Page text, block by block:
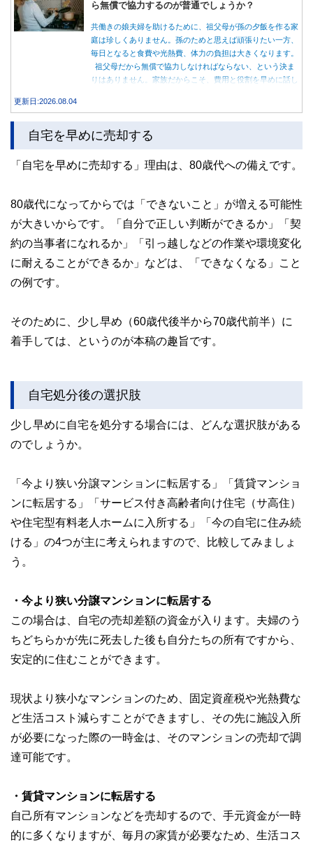
ら無償で協力するのが普通でしょうか？
共働きの娘夫婦を助けるために、祖父母が孫の夕飯を作る家
庭は珍しくありません。孫のためと思えば頑張りたい一方、
毎日となると食費や光熱費、体力の負担は大きくなります。
祖父母だから無償で協力しなければならない、という決ま
りはありません。家族だからこそ、費用と役割を早めに話し
更新日:2026.08.04
自宅を早めに売却する
「自宅を早めに売却する」理由は、80歳代への備えです。
80歳代になってからでは「できないこと」が増える可能性
が大きいからです。「自分で正しい判断ができるか」「契
約の当事者になれるか」「引っ越しなどの作業や環境変化
に耐えることができるか」などは、「できなくなる」こと
の例です。
そのために、少し早め（60歳代後半から70歳代前半）に
着手しては、というのが本稿の趣旨です。
自宅処分後の選択肢
少し早めに自宅を処分する場合には、どんな選択肢がある
のでしょうか。
「今より狭い分譲マンションに転居する」「賃貸マンショ
ンに転居する」「サービス付き高齢者向け住宅（サ高住）
や住宅型有料老人ホームに入所する」「今の自宅に住み続
ける」の4つが主に考えられますので、比較してみましょ
う。
・今より狭い分譲マンションに転居する
この場合は、自宅の売却差額の資金が入ります。夫婦のう
ちどちらかが先に死去した後も自分たちの所有ですから、
安定的に住むことができます。
現状より狭小なマンションのため、固定資産税や光熱費な
ど生活コスト減らすことができますし、その先に施設入所
が必要になった際の一時金は、そのマンションの売却で調
達可能です。
・賃貸マンションに転居する
自己所有マンションなどを売却するので、手元資金が一時
的に多くなりますが、毎月の家賃が必要なため、生活コス